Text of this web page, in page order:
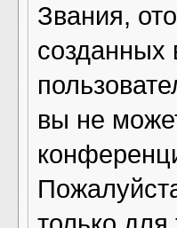
Звания,
вы не